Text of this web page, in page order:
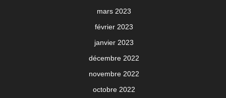
mars 2023
février 2023
janvier 2023
décembre 2022
novembre 2022
octobre 2022